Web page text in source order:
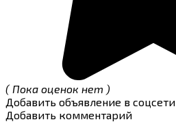
( Пока оценок нет )
Добавить объявление в соцсети
Добавить комментарий